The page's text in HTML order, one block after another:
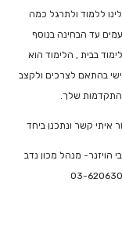
ללמוד ולתרגל כמה
עד הבחינה בנוסף
בבית , הלימוד הוא
בהתאם לצרכים ולקצב
שלך.
איתי קשר ונתכנן ביחד
הויזנר- מנהל מכון נדב
03-